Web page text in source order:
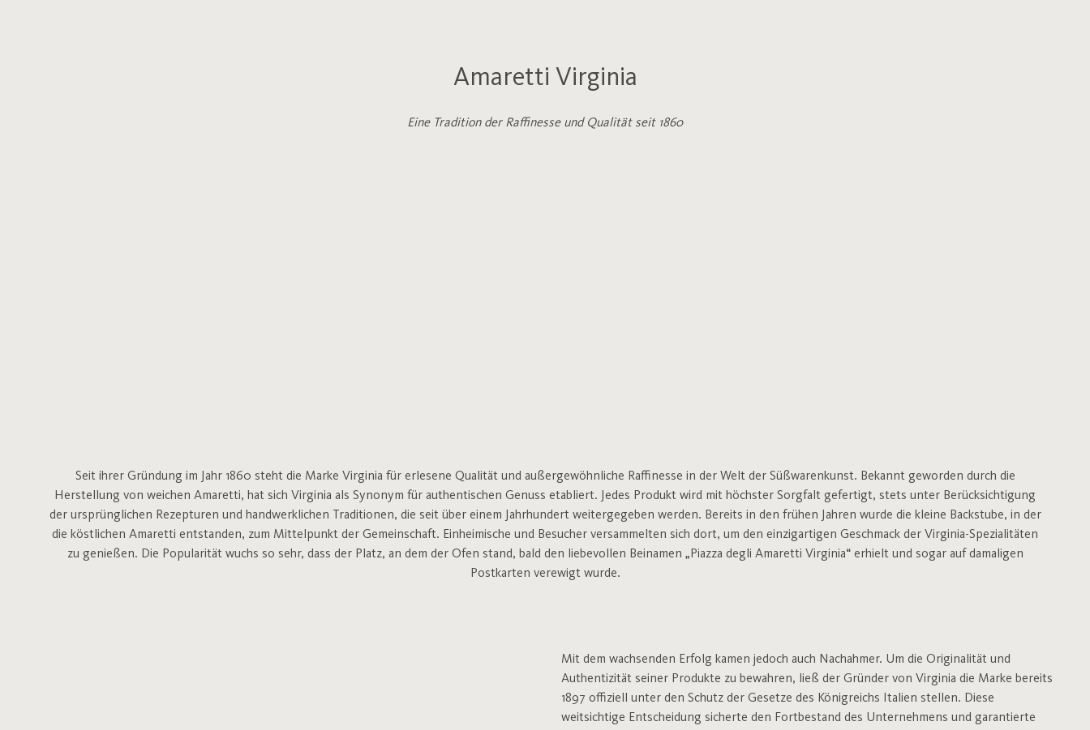
Amaretti Virginia
Eine Tradition der Raffinesse und Qualität seit 1860
Seit ihrer Gründung im Jahr 1860 steht die Marke Virginia für erlesene Qualität und außergewöhnliche Raffinesse in der Welt der Süßwarenkunst. Bekannt geworden durch die
Herstellung von weichen Amaretti, hat sich Virginia als Synonym für authentischen Genuss etabliert. Jedes Produkt wird mit höchster Sorgfalt gefertigt, stets unter Berücksichtigung
der ursprünglichen Rezepturen und handwerklichen Traditionen, die seit über einem Jahrhundert weitergegeben werden. Bereits in den frühen Jahren wurde die kleine Backstube, in der
die köstlichen Amaretti entstanden, zum Mittelpunkt der Gemeinschaft. Einheimische und Besucher versammelten sich dort, um den einzigartigen Geschmack der Virginia-Spezialitäten
zu genießen. Die Popularität wuchs so sehr, dass der Platz, an dem der Ofen stand, bald den liebevollen Beinamen „Piazza degli Amaretti Virginia“ erhielt und sogar auf damaligen
Postkarten verewigt wurde.
Mit dem wachsenden Erfolg kamen jedoch auch Nachahmer. Um die Originalität und
Authentizität seiner Produkte zu bewahren, ließ der Gründer von Virginia die Marke bereits
1897 offiziell unter den Schutz der Gesetze des Königreichs Italien stellen. Diese
weitsichtige Entscheidung sicherte den Fortbestand des Unternehmens und garantierte